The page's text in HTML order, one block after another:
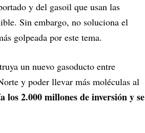
y del gasoil que usan las
Sin embargo, no soluciona el
golpeada por este tema.
un nuevo gasoducto entre
y poder llevar más moléculas al
los 2.000 millones de inversión y se